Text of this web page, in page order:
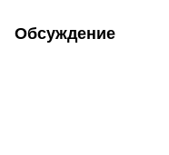
Обсуждение